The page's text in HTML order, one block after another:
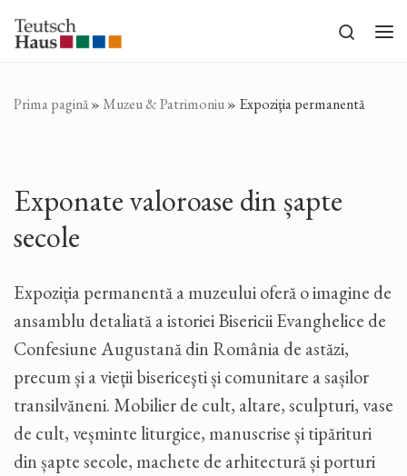
Sari la conținut
Search
Prima pagină» Muzeu & Patrimoniu» Expoziţia permanentă
Exponate valoroase din șapte
secole
Expoziția permanentă a muzeului oferă o imagine de
ansamblu detaliată a istoriei Bisericii Evanghelice de
Confesiune Augustană din România de astăzi,
precum și a vieții bisericeşti și comunitare a sașilor
transilvăneni. Mobilier de cult, altare, sculpturi, vase
de cult, veșminte liturgice, manuscrise și tipărituri
din șapte secole, machete de arhitectură și porturi